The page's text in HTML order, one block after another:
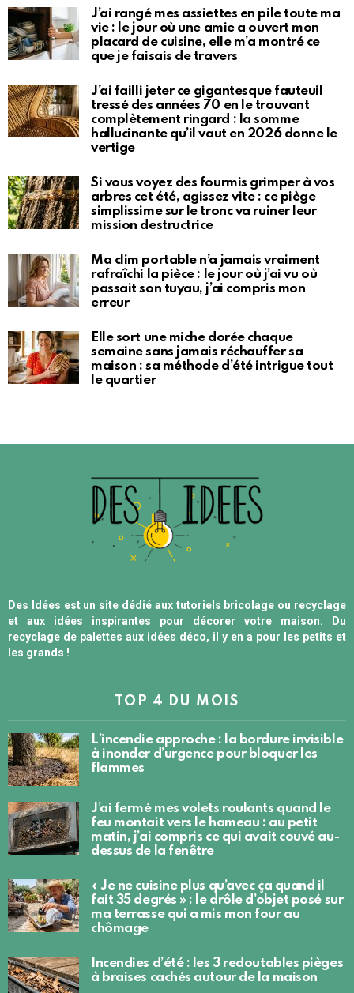
J’ai rangé mes assiettes en pile toute ma
vie : le jour où une amie a ouvert mon
placard de cuisine, elle m’a montré ce
que je faisais de travers
J’ai failli jeter ce gigantesque fauteuil
tressé des années 70 en le trouvant
complètement ringard : la somme
hallucinante qu’il vaut en 2026 donne le
vertige
Si vous voyez des fourmis grimper à vos
arbres cet été, agissez vite : ce piège
simplissime sur le tronc va ruiner leur
mission destructrice
Ma clim portable n’a jamais vraiment
rafraîchi la pièce : le jour où j’ai vu où
passait son tuyau, j’ai compris mon
erreur
Elle sort une miche dorée chaque
semaine sans jamais réchauffer sa
maison : sa méthode d’été intrigue tout
le quartier
Des Idées est un site dédié aux tutoriels bricolage ou recyclage
et aux idées inspirantes pour décorer votre maison. Du
recyclage de palettes aux idées déco, il y en a pour les petits et
les grands !
TOP 4 DU MOIS
L’incendie approche : la bordure invisible
à inonder d’urgence pour bloquer les
flammes
J’ai fermé mes volets roulants quand le
feu montait vers le hameau : au petit
matin, j’ai compris ce qui avait couvé au-
dessus de la fenêtre
« Je ne cuisine plus qu’avec ça quand il
fait 35 degrés » : le drôle d’objet posé sur
ma terrasse qui a mis mon four au
chômage
Incendies d’été : les 3 redoutables pièges
à braises cachés autour de la maison